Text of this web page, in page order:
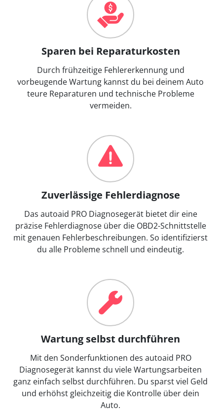
Sparen bei Reparaturkosten
Durch frühzeitige Fehlererkennung und
vorbeugende Wartung kannst du bei deinem Auto
teure Reparaturen und technische Probleme
vermeiden.
Zuverlässige Fehlerdiagnose
Das autoaid PRO Diagnosegerät bietet dir eine
präzise Fehlerdiagnose über die OBD2-Schnittstelle
mit genauen Fehlerbeschreibungen. So identifizierst
du alle Probleme schnell und eindeutig.
Wartung selbst durchführen
Mit den Sonderfunktionen des autoaid PRO
Diagnosegerät kannst du viele Wartungsarbeiten
ganz einfach selbst durchführen. Du sparst viel Geld
und erhöhst gleichzeitig die Kontrolle über dein
Auto.